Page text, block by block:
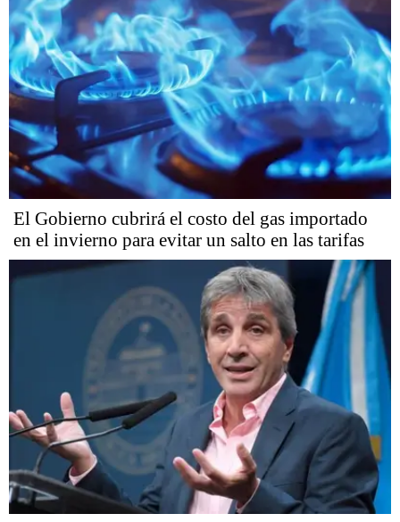
El Gobierno cubrirá el costo del gas importado
en el invierno para evitar un salto en las tarifas